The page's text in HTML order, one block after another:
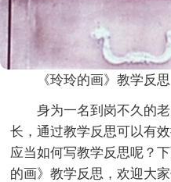
《玲玲的画》教学反思
身为一名到岗不久的
长，通过教学反思可以有
应当如何写教学反思呢？
的画》教学反思，欢迎大